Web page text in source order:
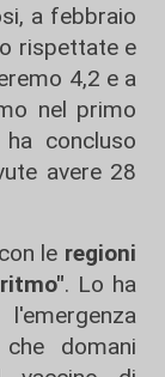
a febbraio
rispettate e
4,2 e a
nel primo
concluso
avere 28
le regioni
. Lo ha
domani